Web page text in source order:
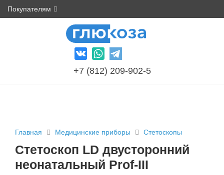
Покупателям
+7 (812) 209-902-5
Главная Медицинские приборы Стетоскопы
Стетоскоп LD двусторонний
неонатальный Prof-III